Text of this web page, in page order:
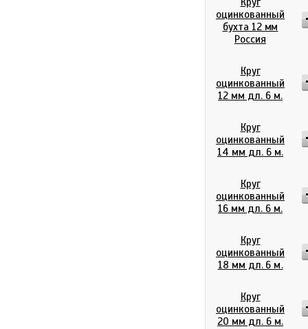
оцинкованный
бухта 12 мм
Россия
Круг
оцинкованный
12 мм дл. 6 м.
Круг
оцинкованный
14 мм дл. 6 м.
Круг
оцинкованный
16 мм дл. 6 м.
Круг
оцинкованный
18 мм дл. 6 м.
Круг
оцинкованный
20 мм дл. 6 м.